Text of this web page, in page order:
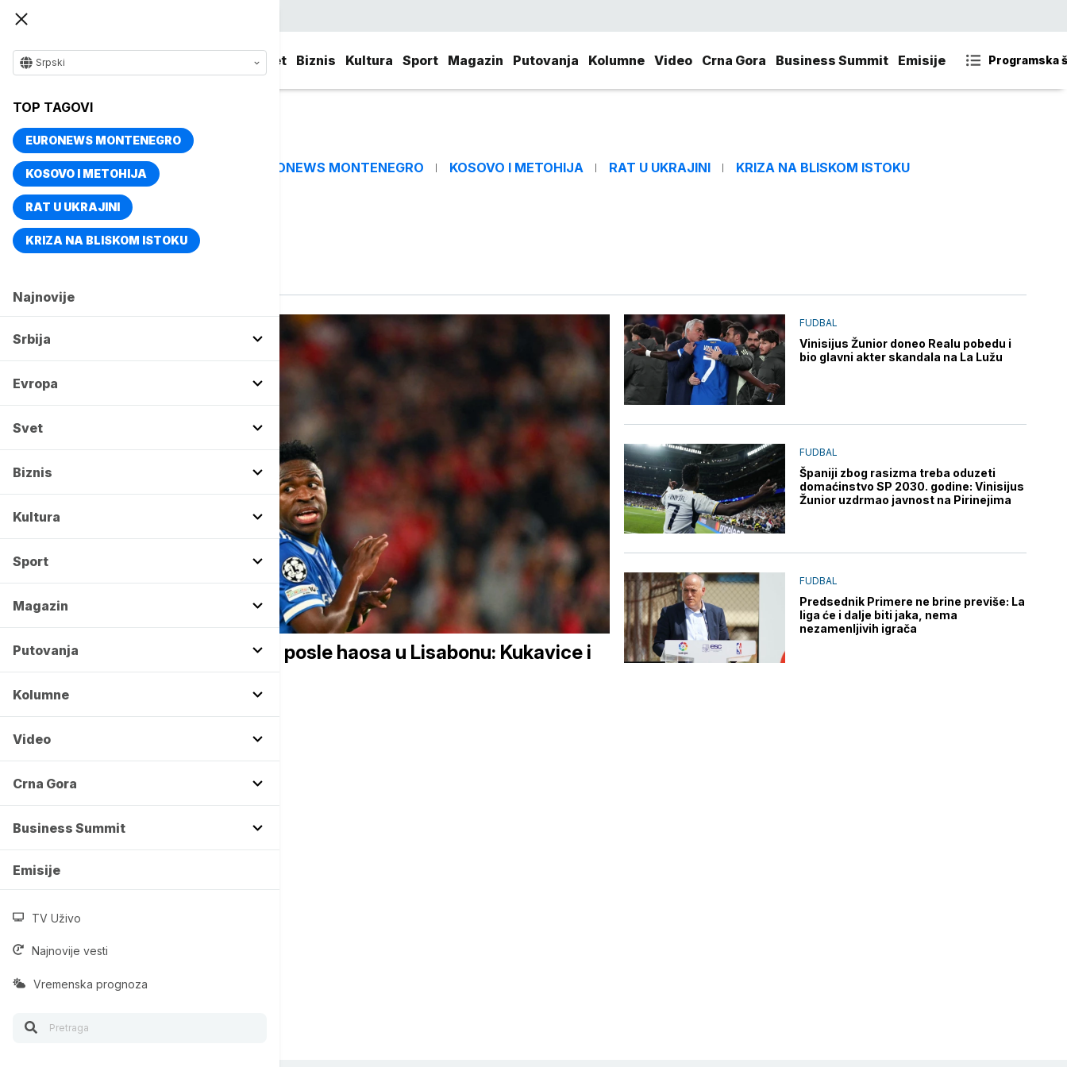
Svet Biznis Kultura Sport Magazin Putovanja Kolumne Video Crna Gora Business Summit Emisije Programska
Srpski
TOP TAGOVI
EURONEWS MONTENEGRO
KOSOVO I METOHIJA
RAT U UKRAJINI
KRIZA NA BLISKOM ISTOKU
Najnovije
Srbija
Evropa
Svet
Biznis
Kultura
Sport
Magazin
Putovanja
Kolumne
Video
Crna Gora
Business Summit
Emisije
TV Uživo
Najnovije vesti
Vremenska prognoza
TOP TAGOVI EURONEWS MONTENEGRO KOSOVO I METOHIJA RAT U UKRAJINI KRIZA NA BLISKOM ISTOKU
Vise o temi
Vinisijur Žunior
FUDBAL
Vinisijus Žunior pustio glas posle haosa u Lisabonu: Kukavice i
slabići
FUDBAL
Vinisijus Žunior doneo Realu pobedu i
bio glavni akter skandala na La Lužu
FUDBAL
Španiji zbog rasizma treba oduzeti
domaćinstvo SP 2030. godine: Vinisijus
Žunior uzdrmao javnost na Pirinejima
FUDBAL
Predsednik Primere ne brine previše: La
liga će i dalje biti jaka, nema
nezamenljivih igrača